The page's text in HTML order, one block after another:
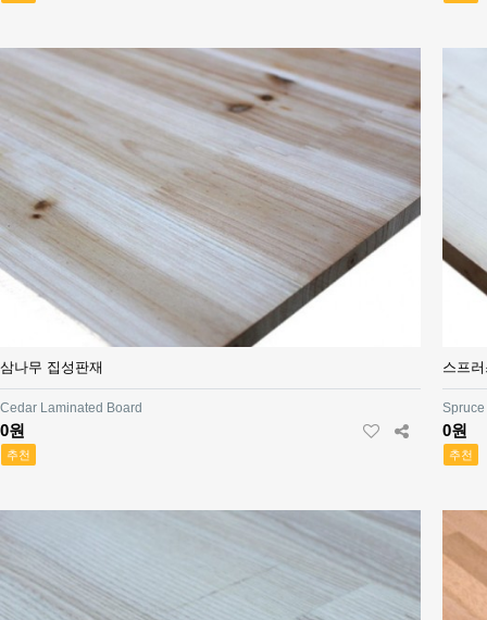
삼나무 집성판재
Cedar Laminated Board
0원
추천
스프
0원
추천